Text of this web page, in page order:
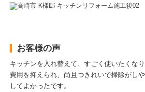
お客様の声
キッチンを入れ替えて、すごく使いたくなり
費用を抑えられ、尚且つきれいで掃除がし
してよかったです。